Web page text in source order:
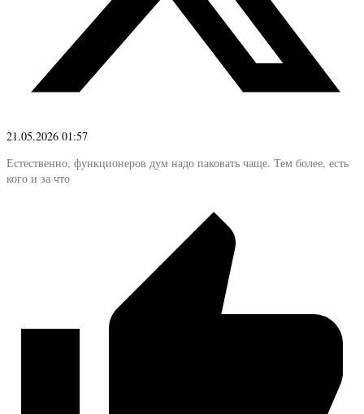
21.05.2026 01:57
Естественно, функционеров дум надо паковать чаще. Тем более, есть
кого и за что